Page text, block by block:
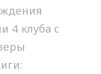
4 клуба с